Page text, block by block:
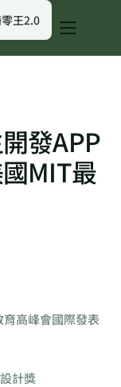
王2.0
發APP
MIT最
高峰會國際發表
計獎